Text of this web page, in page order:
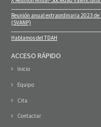
Reunión anual extraordinaria 2023
(SVANP)
Hablamos del TDAH
ACCESO RÁPIDO
Inicio
Equipo
Cita
Contactar